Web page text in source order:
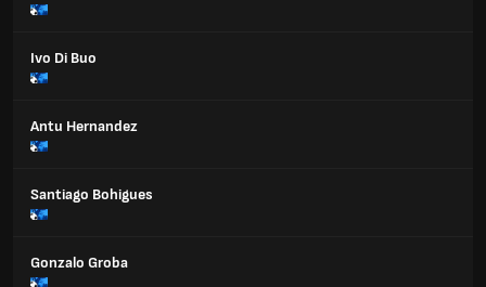
Ivo Di Buo
Antu Hernandez
Santiago Bohigues
Gonzalo Groba